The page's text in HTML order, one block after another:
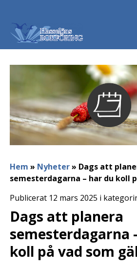
Hem » Nyheter» Dags att
semesterdagarna – har du koll
Publicerat 12 mars 2025 i
Dags att planera
semesterdagarna
koll på vad som